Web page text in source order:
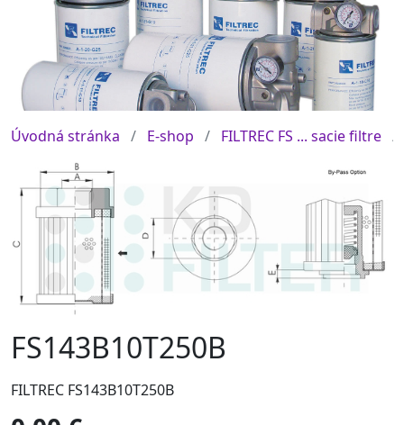
Úvodná stránka E-shop FILTREC FS ... sacie filtre
FS143B10T250B
FILTREC FS143B10T250B